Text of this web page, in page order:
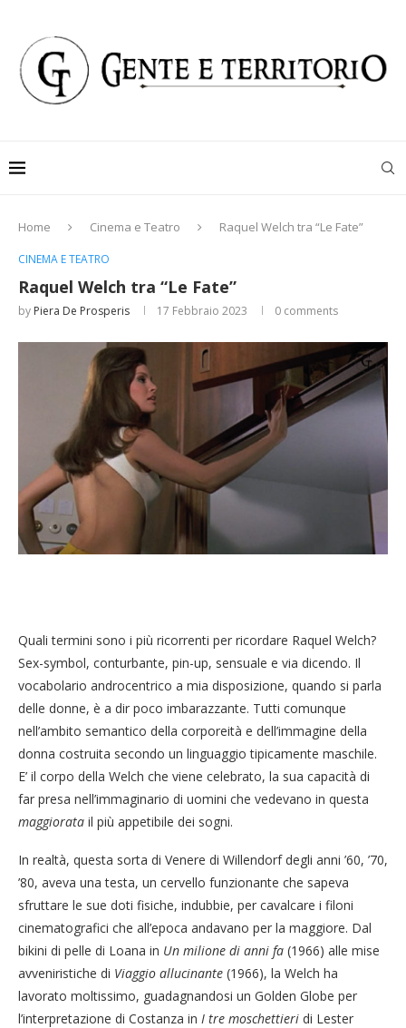
Home Cinema e Teatro Raquel Welch tra “Le Fate”
CINEMA E TEATRO
Raquel Welch tra “Le Fate”
by Piera De Prosperis 17 Febbraio 2023 0 comments
Quali termini sono i più ricorrenti per ricordare Raquel Welch?
Sex-symbol, conturbante, pin-up, sensuale e via dicendo. Il
vocabolario androcentrico a mia disposizione, quando si parla
delle donne, è a dir poco imbarazzante. Tutti comunque
nell’ambito semantico della corporeità e dell’immagine della
donna costruita secondo un linguaggio tipicamente maschile.
E’ il corpo della Welch che viene celebrato, la sua capacità di
far presa nell’immaginario di uomini che vedevano in questa
maggiorata il più appetibile dei sogni.
In realtà, questa sorta di Venere di Willendorf degli anni ’60, ’70,
’80, aveva una testa, un cervello funzionante che sapeva
sfruttare le sue doti fisiche, indubbie, per cavalcare i filoni
cinematografici che all’epoca andavano per la maggiore. Dal
bikini di pelle di Loana in Un milione di anni fa (1966) alle mise
avveniristiche di Viaggio allucinante (1966), la Welch ha
lavorato moltissimo, guadagnandosi un Golden Globe per
l’interpretazione di Costanza in I tre moschettieri di Lester